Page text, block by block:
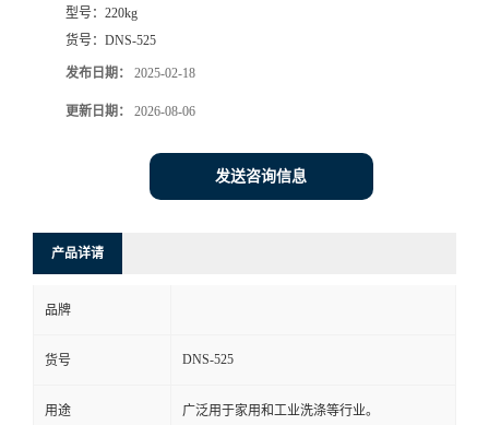
型号： 220kg
货号： DNS-525
发布日期： 2025-02-18
更新日期： 2026-08-06
发送咨询信息
产品详请
品牌
货号 DNS-525
用途 广泛用于家用和工业洗涤等行业。